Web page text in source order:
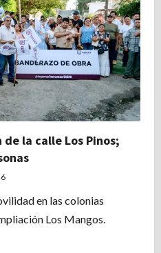
la calle Los Pinos;
en las colonias
Los Mangos.